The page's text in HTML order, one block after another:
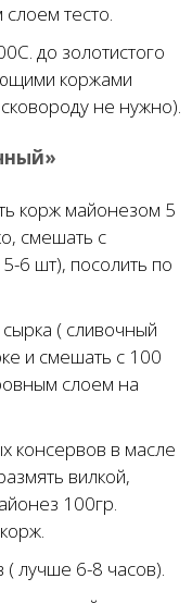
тесто.
до золотистого
коржами
не нужно).
корж майонезом 5
смешать с
6 шт), посолить по
( сливочный
и смешать с 100
слоем на
консервов в масле
вилкой,
100гр.
( лучше 6-8 часов).